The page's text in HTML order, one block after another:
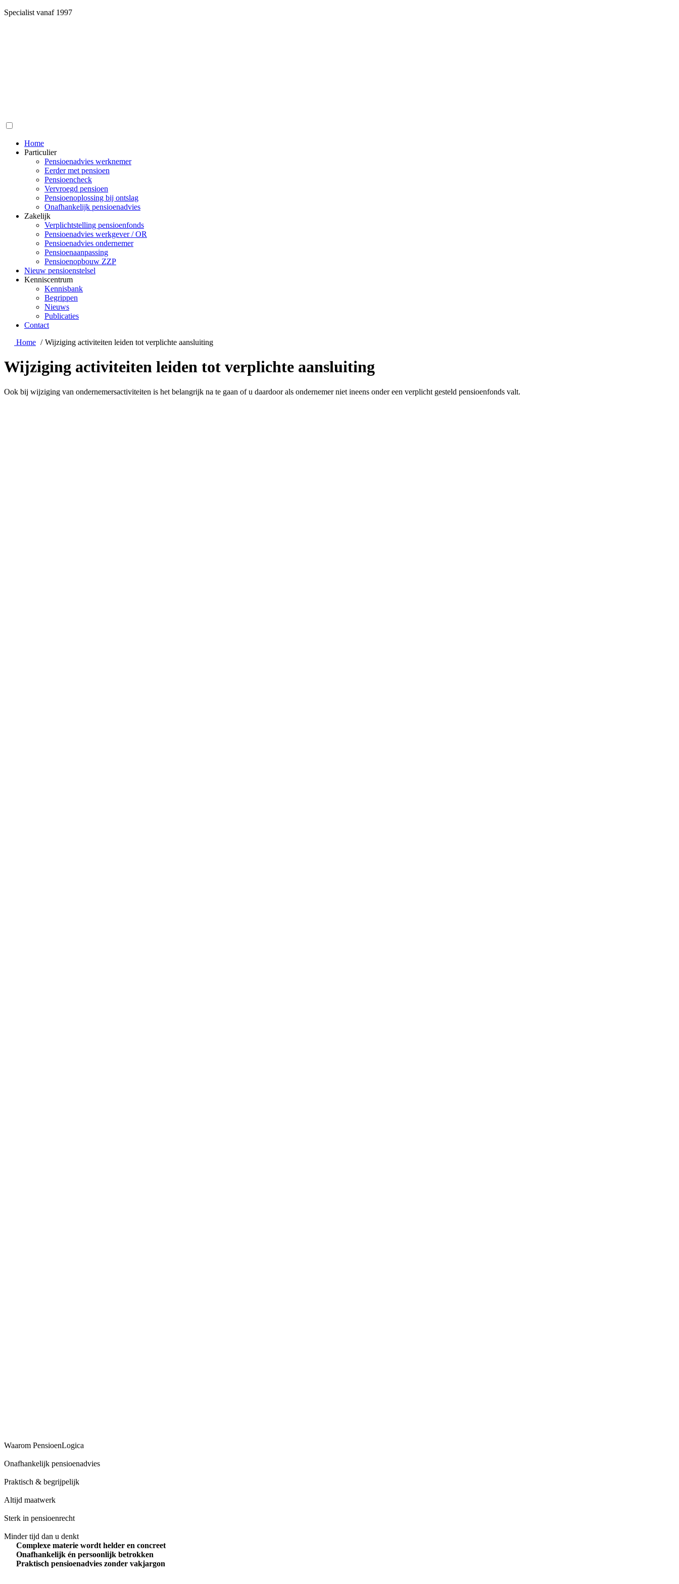
Specialist vanaf 1997
Home
Particulier
Pensioenadvies werknemer
Eerder met pensioen
Pensioencheck
Vervroegd pensioen
Pensioenoplossing bij ontslag
Onafhankelijk pensioenadvies
Zakelijk
Verplichtstelling pensioenfonds
Pensioenadvies werkgever / OR
Pensioenadvies ondernemer
Pensioenaanpassing
Pensioenopbouw ZZP
Nieuw pensioenstelsel
Kenniscentrum
Kennisbank
Begrippen
Nieuws
Publicaties
Contact
Home
Wijziging activiteiten leiden tot verplichte aansluiting
Wijziging activiteiten leiden tot verplichte aansluiting
Ook bij wijziging van ondernemersactiviteiten is het belangrijk na te gaan of u daardoor als ondernemer niet ineens onder een verplicht gesteld pensioenfonds valt.
Waarom PensioenLogica
Onafhankelijk pensioenadvies
Praktisch & begrijpelijk
Altijd maatwerk
Sterk in pensioenrecht
Minder tijd dan u denkt
Complexe materie wordt helder en concreet
Onafhankelijk én persoonlijk betrokken
Praktisch pensioenadvies zonder vakjargon